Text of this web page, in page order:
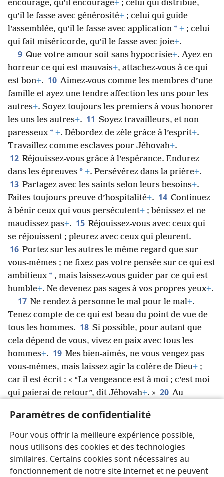
Paramètres de confidentialité
Pour vous offrir la meilleure expérience possible,
nous utilisons des cookies et des technologies
similaires. Certains cookies sont nécessaires au
fonctionnement de notre site Internet et ne peuvent
encourage, qu’il encourage+ ; celui qui distribue,
qu’il le fasse avec générosité+ ; celui qui guide
l’assemblée, qu’il le fasse avec application * + ; celui
qui fait miséricorde, qu’il le fasse avec joie+.
9 Que votre amour soit sans hypocrisie+. Ayez en
horreur ce qui est mauvais+, attachez-vous à ce qui
est bon+. 10 Aimez-vous comme les membres d’une
famille et ayez une tendre affection les uns pour les
autres+. Soyez toujours les premiers à vous honorer
les uns les autres+. 11 Soyez travailleurs, et non
paresseux * +. Débordez de zèle grâce à l’esprit+.
Travaillez comme esclaves pour Jéhovah+.
12 Réjouissez-vous grâce à l’espérance. Endurez
dans les épreuves * +. Persévérez dans la prière+.
13 Partagez avec les saints selon leurs besoins+.
Faites toujours preuve d’hospitalité+. 14 Continuez
à bénir ceux qui vous persécutent+ ; bénissez et ne
maudissez pas+. 15 Réjouissez-vous avec ceux qui
se réjouissent ; pleurez avec ceux qui pleurent.
16 Portez sur les autres le même regard que sur
vous-mêmes ; ne fixez pas votre pensée sur ce qui est
ambitieux * , mais laissez-vous guider par ce qui est
humble+. Ne devenez pas sages à vos propres yeux+.
17 Ne rendez à personne le mal pour le mal+.
Tenez compte de ce qui est beau du point de vue de
tous les hommes. 18 Si possible, pour autant que
cela dépend de vous, vivez en paix avec tous les
hommes+. 19 Mes bien-aimés, ne vous vengez pas
vous-mêmes, mais laissez agir la colère de Dieu+ ;
car il est écrit : « “La vengeance est à moi ; c’est moi
qui paierai de retour”, dit Jéhovah+. » 20 Au
manger ; s’il a soif, donne-lui à boire ; car en faisant
cela, tu amasseras des braises sur sa tête+». 21
te laisse pas vaincre par le mal, mais continue à
vaincre le mal par le bien+.